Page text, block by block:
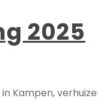
2025
Kampen,